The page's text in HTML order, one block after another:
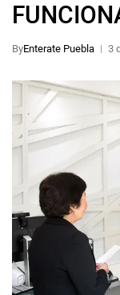
ByEnterate Puebla 3